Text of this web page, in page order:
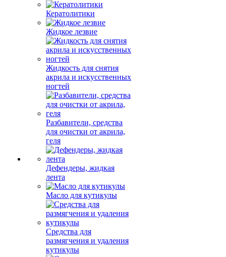
Кератолитики
Жидкое лезвие
Жидкость для снятия
акрила и искусственных
ногтей
Разбавители, средства
для очистки от акрила,
геля
Дефендеры, жидкая
лента
Масло для кутикулы
Средства для
размягчения и удаления
кутикулы